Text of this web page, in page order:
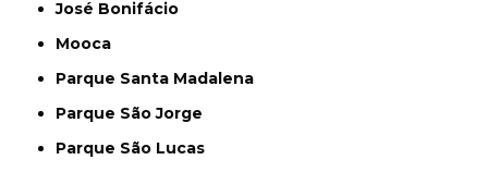
José Bonifácio
Mooca
Parque Santa Madalena
Parque São Jorge
Parque São Lucas